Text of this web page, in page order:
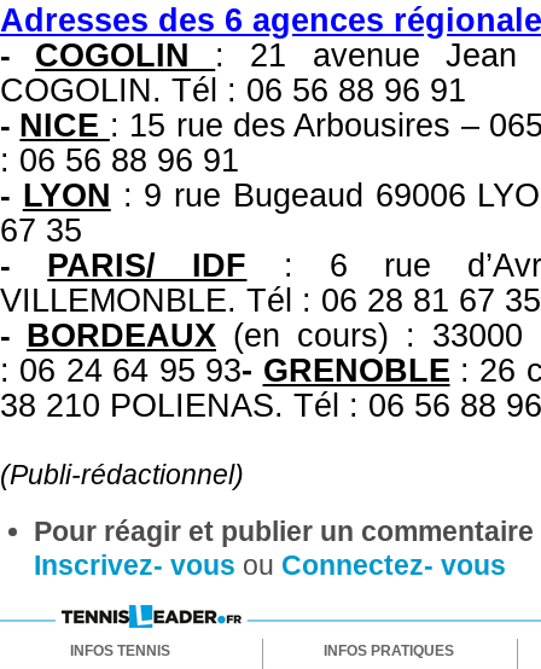
Adresses des 6 agences
- COGOLIN : 21 avenue Jean
COGOLIN. Tél : 06 56 88 96 91
- NICE : 15 rue des Arbousires –
: 06 56 88 96 91
- LYON : 9 rue Bugeaud 69006
67 35
- PARIS/ IDF : 6 rue
VILLEMONBLE. Tél : 06 28 81 67 35
- BORDEAUX (en cours) : 33000
: 06 24 64 95 93- GRENOBLE : 26
38 210 POLIENAS. Tél : 06 56 88
(Publi-rédactionnel)
Pour réagir et publier un
Inscrivez- vous ou Connectez- vous
INFOS TENNIS INFOS PRATIQUES